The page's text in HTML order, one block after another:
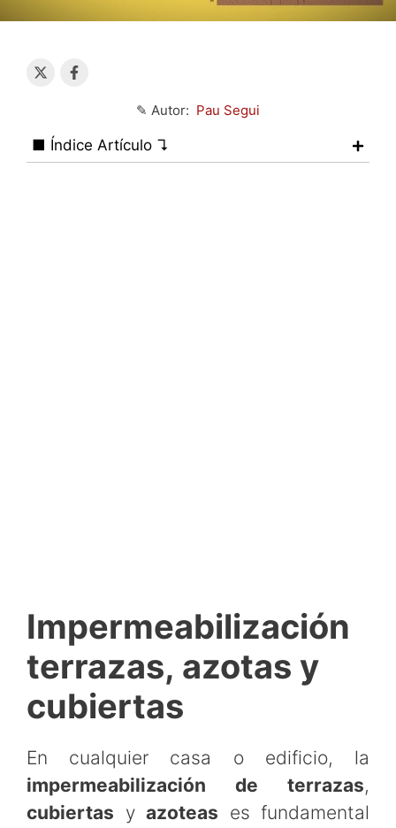
✎ Autor: Pau Segui
■ Índice Artículo ↴
Impermeabilización
terrazas, azotas y
cubiertas
En cualquier casa o edificio, la
impermeabilización de terrazas,
cubiertas y azoteas es fundamental